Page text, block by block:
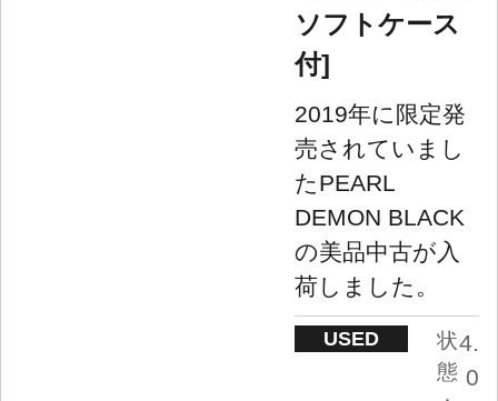
ソフトケース
付]
2019年に限定発
売されていまし
たPEARL
DEMON BLACK
の美品中古が入
荷しました。
USED
状
態
4.
0